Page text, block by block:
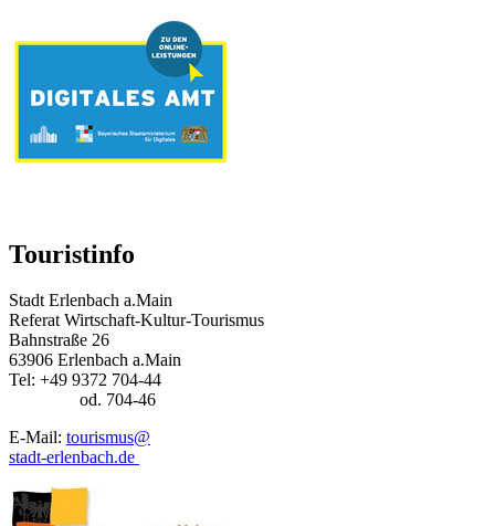
Touristinfo
Stadt Erlenbach a.Main
Referat Wirtschaft-Kultur-Tourismus
Bahnstraße 26
63906 Erlenbach a.Main
Tel: +49 9372 704-44
od. 704-46
E-Mail: tourismus@
stadt-erlenbach.de